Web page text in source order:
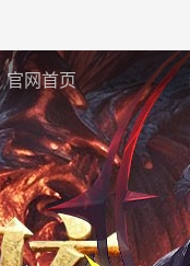
官网首页